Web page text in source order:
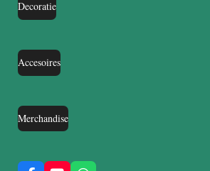
Decoratie
Accesoires
Merchandise